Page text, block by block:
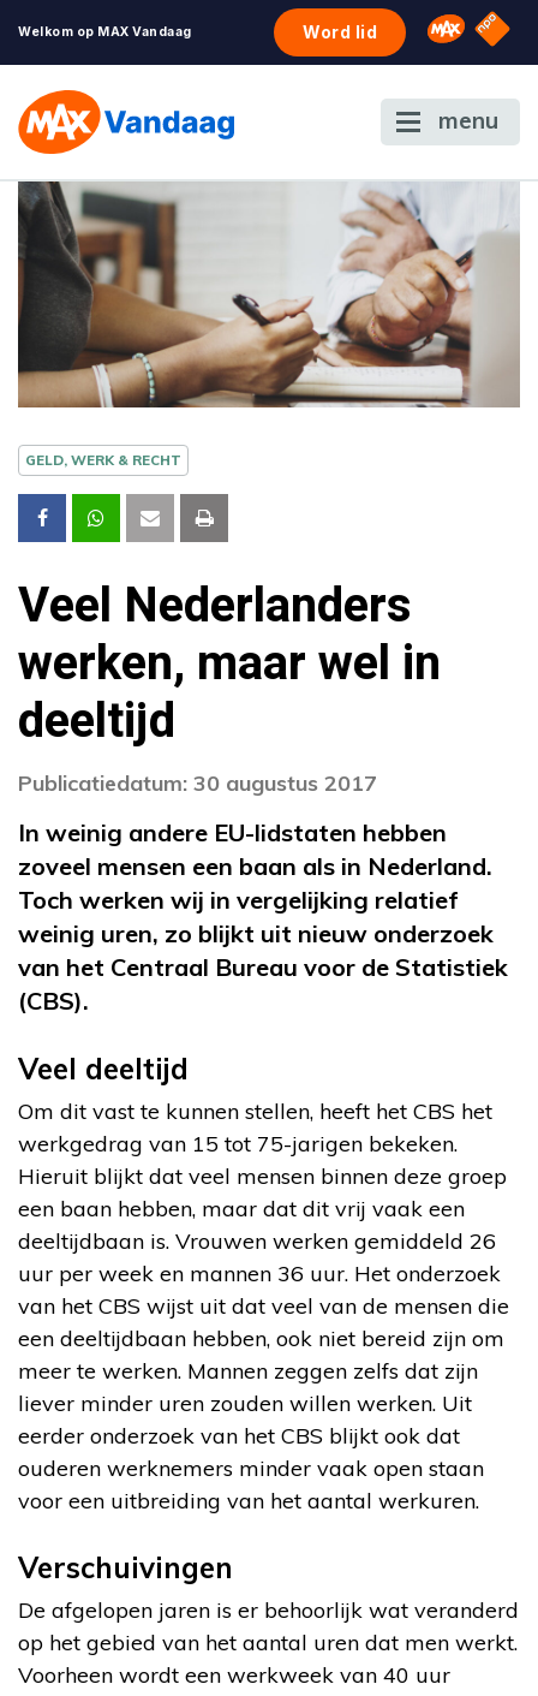
Welkom op MAX Vandaag Word lid Omroep
NPO
menu
GELD, WERK & RECHT
Veel Nederlanders
werken, maar wel in
deeltijd
Publicatiedatum: 30 augustus 2017
In weinig andere EU-lidstaten hebben
zoveel mensen een baan als in Nederland.
Toch werken wij in vergelijking relatief
weinig uren, zo blijkt uit nieuw onderzoek
van het Centraal Bureau voor de Statistiek
(CBS).
Veel deeltijd
Om dit vast te kunnen stellen, heeft het CBS het
werkgedrag van 15 tot 75-jarigen bekeken.
Hieruit blijkt dat veel mensen binnen deze groep
een baan hebben, maar dat dit vrij vaak een
deeltijdbaan is. Vrouwen werken gemiddeld 26
uur per week en mannen 36 uur. Het onderzoek
van het CBS wijst uit dat veel van de mensen die
een deeltijdbaan hebben, ook niet bereid zijn om
meer te werken. Mannen zeggen zelfs dat zijn
liever minder uren zouden willen werken. Uit
eerder onderzoek van het CBS blijkt ook dat
ouderen werknemers minder vaak open staan
voor een uitbreiding van het aantal werkuren.
Verschuivingen
De afgelopen jaren is er behoorlijk wat veranderd
op het gebied van het aantal uren dat men werkt.
Voorheen wordt een werkweek van 40 uur